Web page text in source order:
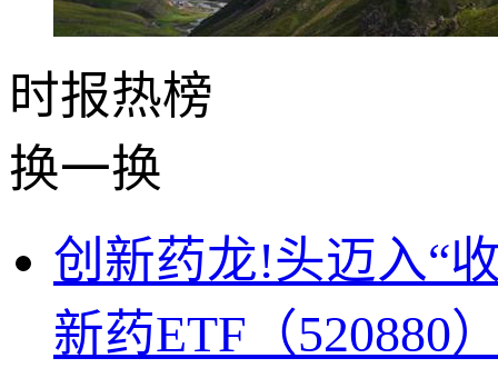
时报热榜
换一换
创新药龙!头迈入“
新药ETF（520880